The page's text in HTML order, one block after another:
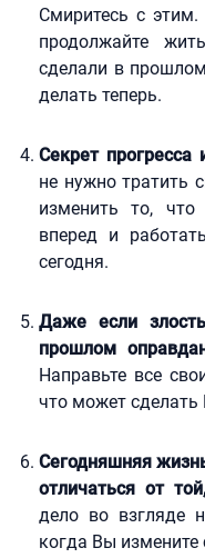
Смиритесь с
продолжайте
сделали в
делать теперь.
Секрет прогресса
не нужно тратить
изменить то,
вперед и
сегодня.
Даже если
прошлом
Направьте все
что может
Сегодняшняя
отличаться от
дело во взгляде
когда Вы измените